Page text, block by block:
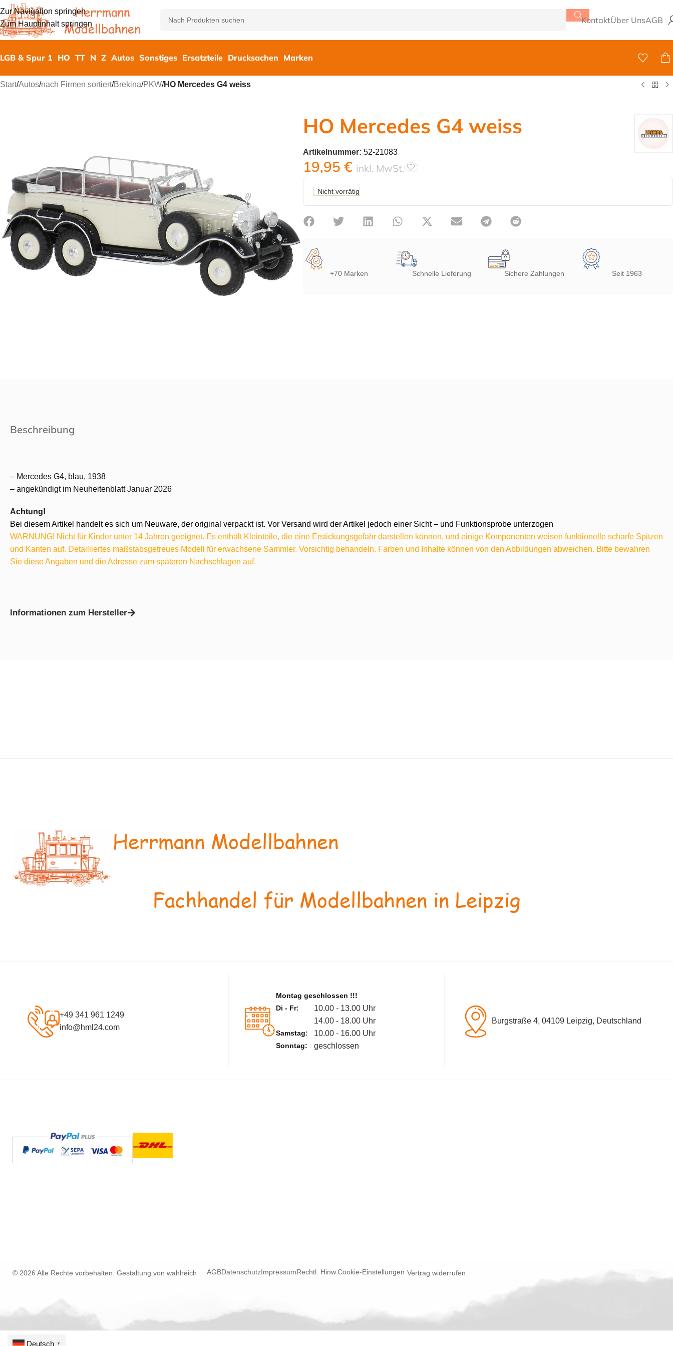
Zur Navigation springen
Zum Hauptinhalt springen
KontaktÜber UnsAGB
LGB & Spur 1 HO TT N Z Autos Sonstiges Ersatzteile Drucksachen Marken
Start/Autos/nach Firmen sortiert/Brekina/PKW/HO Mercedes G4 weiss
HO Mercedes G4 weiss
Artikelnummer: 52-21083
19,95 € inkl. MwSt.
Nicht vorrätig
+70 Marken Schnelle Lieferung Sichere Zahlungen Seit 1963
Beschreibung
– Mercedes G4, blau, 1938
– angekündigt im Neuheitenblatt Januar 2026
Achtung!
Bei diesem Artikel handelt es sich um Neuware, der original verpackt ist. Vor Versand wird der Artikel jedoch einer Sicht – und Funktionsprobe unterzogen
WARNUNG! Nicht für Kinder unter 14 Jahren geeignet. Es enthält Kleinteile, die eine Erstickungsgefahr darstellen können, und einige Komponenten weisen funktionelle scharfe Spitzen
und Kanten auf. Detailliertes maßstabsgetreues Modell für erwachsene Sammler. Vorsichtig behandeln. Farben und Inhalte können von den Abbildungen abweichen. Bitte bewahren
Sie diese Angaben und die Adresse zum späteren Nachschlagen auf.
Informationen zum Hersteller
Herrmann Modellbahnen
Fachhandel für Modellbahnen in Leipzig
+49 341 961 1249
info@hml24.com
Montag geschlossen !!!
Di - Fr:
10.00 - 13.00 Uhr
14.00 - 18.00 Uhr
Samstag: 10.00 - 16.00 Uhr
Sonntag: geschlossen
Burgstraße 4, 04109 Leipzig, Deutschland
© 2026 Alle Rechte vorbehalten. Gestaltung von wahlreich AGBDatenschutzImpressumRechtl. Hinw.Cookie-Einstellungen Vertrag widerrufen
Deutsch ▼